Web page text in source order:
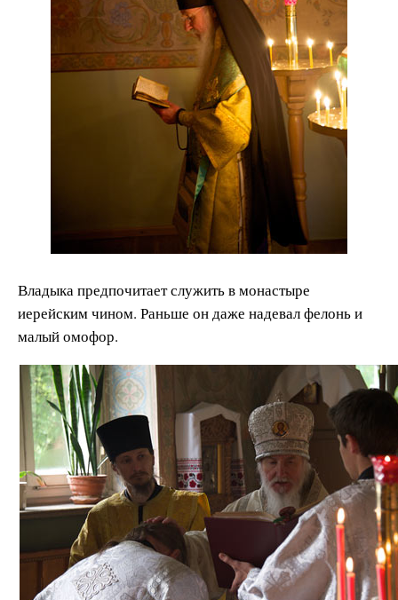
Владыка предпочитает служить в монастыре
иерейским чином. Раньше он даже надевал фелонь и
малый омофор.